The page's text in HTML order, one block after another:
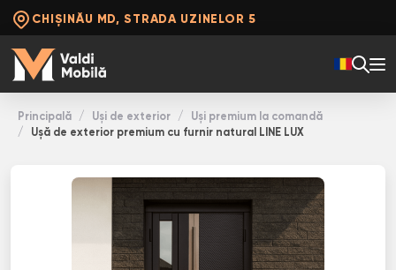
CHIȘINĂU MD, STRADA UZINELOR 5
Principală Uși de exterior
Uși premium la comandă
Ușă de exterior premium cu furnir natural LINE LUX